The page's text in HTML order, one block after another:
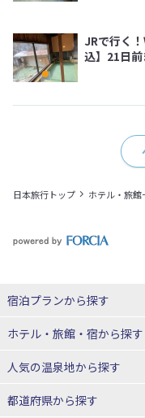
JRで行く
込】21日
日本旅行トップ ホテル・旅館
宿泊プランから探す
北海道
東北
青森県
ホテル・旅館・宿から探す
北海道ホテル・旅館
人気の温泉地から探す
北海道
都道府県から探す